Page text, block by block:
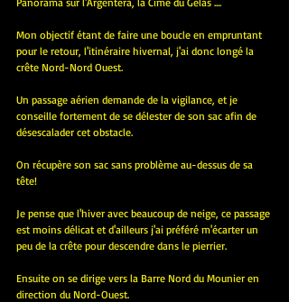
Mon objectif étant de faire une boucle en empruntant
pour le retour, l'itinéraire hivernal, j'ai donc longé la
crête Nord-Nord Ouest.
Un passage aérien demande de la vigilance, et je
conseille fortement de se délester de son sac afin de
désescalader cet obstacle.
On récupère son sac sans problème au-dessus de sa
tête!
Je pense que l'hiver avec beaucoup de neige, ce passage
est moins délicat et d'ailleurs j'ai préféré m'écarter un
peu de la crête pour descendre dans le pierrier.
Ensuite on se dirige vers la Barre Nord du Mounier en
direction du Nord-Ouest.